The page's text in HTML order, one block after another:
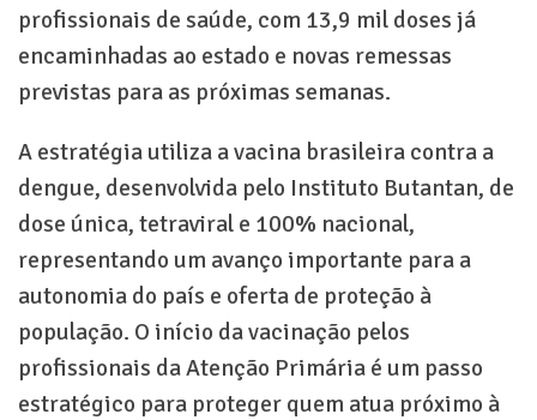
profissionais de saúde, com 13,9 mil doses já
encaminhadas ao estado e novas remessas
previstas para as próximas semanas.
A estratégia utiliza a vacina brasileira contra a
dengue, desenvolvida pelo Instituto Butantan, de
dose única, tetraviral e 100% nacional,
representando um avanço importante para a
autonomia do país e oferta de proteção à
população. O início da vacinação pelos
profissionais da Atenção Primária é um passo
estratégico para proteger quem atua próximo à